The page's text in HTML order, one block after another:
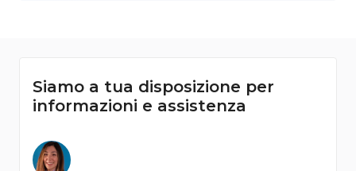
Siamo a tua disposizione per
informazioni e assistenza